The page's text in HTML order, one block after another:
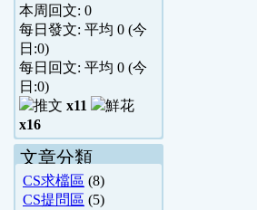
本周回文: 0
每日發文: 平均 0 (今
日:0)
每日回文: 平均 0 (今
日:0)
x11
x16
文章分類
CS求檔區 (8)
CS提問區 (5)